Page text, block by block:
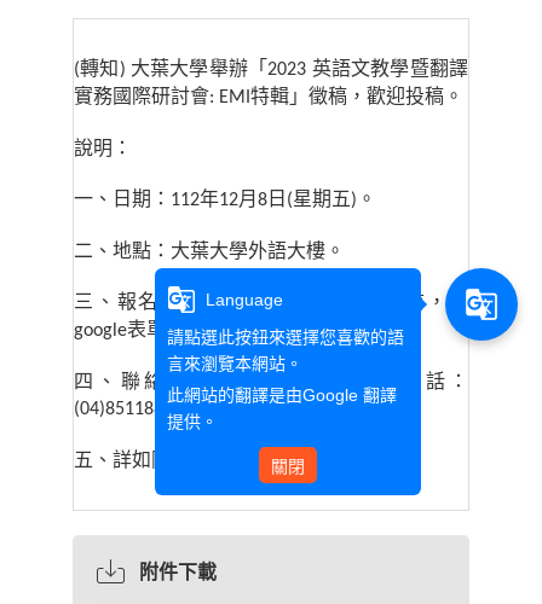
(轉知 ) 大葉大學舉辦「 2023 英語文教學暨翻譯
實務國際研討會: EMI 特輯」徵稿，歡迎投稿。
說明：
一、日期： 112年12月 8 日 (星期五) 。
二、地點：大葉大學外語大樓。
三、報名方式：請於112 日前，至
google表單報名：https://reurl.cc/b9Y3Mo
四、聯絡人：英語學系潘小姐，電話：
(04)8511888轉分機6011
五、詳如附件
附件下載
g_translate
Language
請點選此按鈕來選擇您喜歡的語
言來瀏覽本網站。
此網站的翻譯是由Google 翻譯
提供。
關閉
g_translate